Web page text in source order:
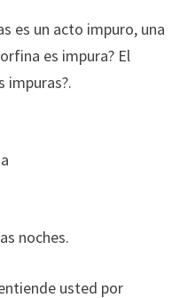
es un acto impuro, una
es impura? El
impuras?.
noches.
usted por